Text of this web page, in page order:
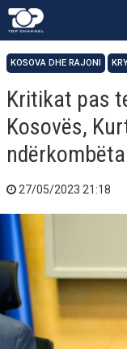
KOSOVA DHE RAJONI
Kritikat pas
Kosovës,
27/05/2023 21:18